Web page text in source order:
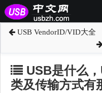
USB VendorID/VID大全
USB是什么
类及传输方式有